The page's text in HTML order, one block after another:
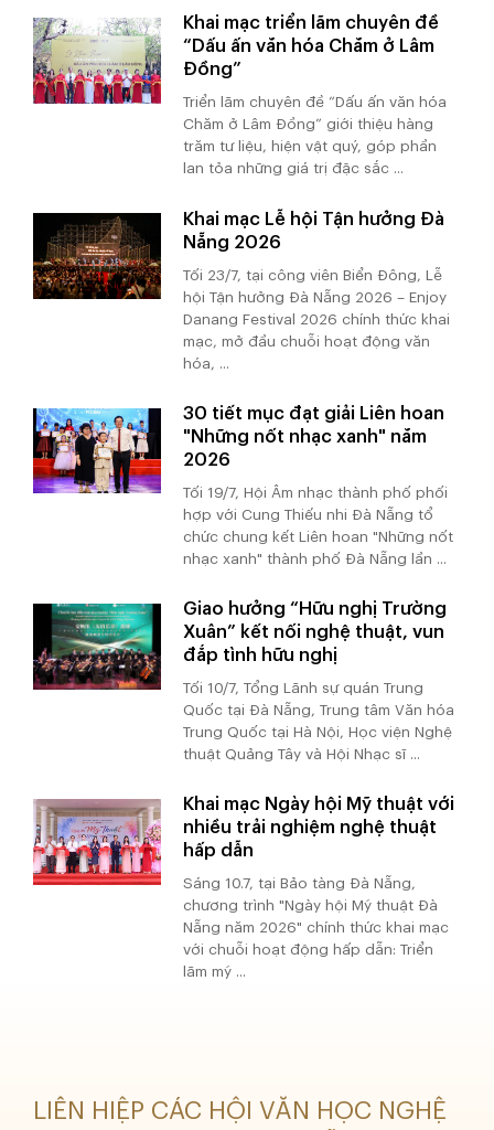
Khai mạc triển lãm chuyên đề
“Dấu ấn văn hóa Chăm ở Lâm
Đồng”
Triển lãm chuyên đề “Dấu ấn văn hóa
Chăm ở Lâm Đồng” giới thiệu hàng
trăm tư liệu, hiện vật quý, góp phần
lan tỏa những giá trị đặc sắc ...
Khai mạc Lễ hội Tận hưởng Đà
Nẵng 2026
Tối 23/7, tại công viên Biển Đông, Lễ
hội Tận hưởng Đà Nẵng 2026 – Enjoy
Danang Festival 2026 chính thức khai
mạc, mở đầu chuỗi hoạt động văn
hóa, ...
30 tiết mục đạt giải Liên hoan
"Những nốt nhạc xanh" năm
2026
Tối 19/7, Hội Âm nhạc thành phố phối
hợp với Cung Thiếu nhi Đà Nẵng tổ
chức chung kết Liên hoan "Những nốt
nhạc xanh" thành phố Đà Nẵng lần ...
Giao hưởng “Hữu nghị Trường
Xuân” kết nối nghệ thuật, vun
đắp tình hữu nghị
Tối 10/7, Tổng Lãnh sự quán Trung
Quốc tại Đà Nẵng, Trung tâm Văn hóa
Trung Quốc tại Hà Nội, Học viện Nghệ
thuật Quảng Tây và Hội Nhạc sĩ ...
Khai mạc Ngày hội Mỹ thuật với
nhiều trải nghiệm nghệ thuật
hấp dẫn
Sáng 10.7, tại Bảo tàng Đà Nẵng,
chương trình "Ngày hội Mỹ thuật Đà
Nẵng năm 2026" chính thức khai mạc
với chuỗi hoạt động hấp dẫn: Triển
lãm mỹ ...
LIÊN HIỆP CÁC HỘI VĂN HỌC NGHỆ